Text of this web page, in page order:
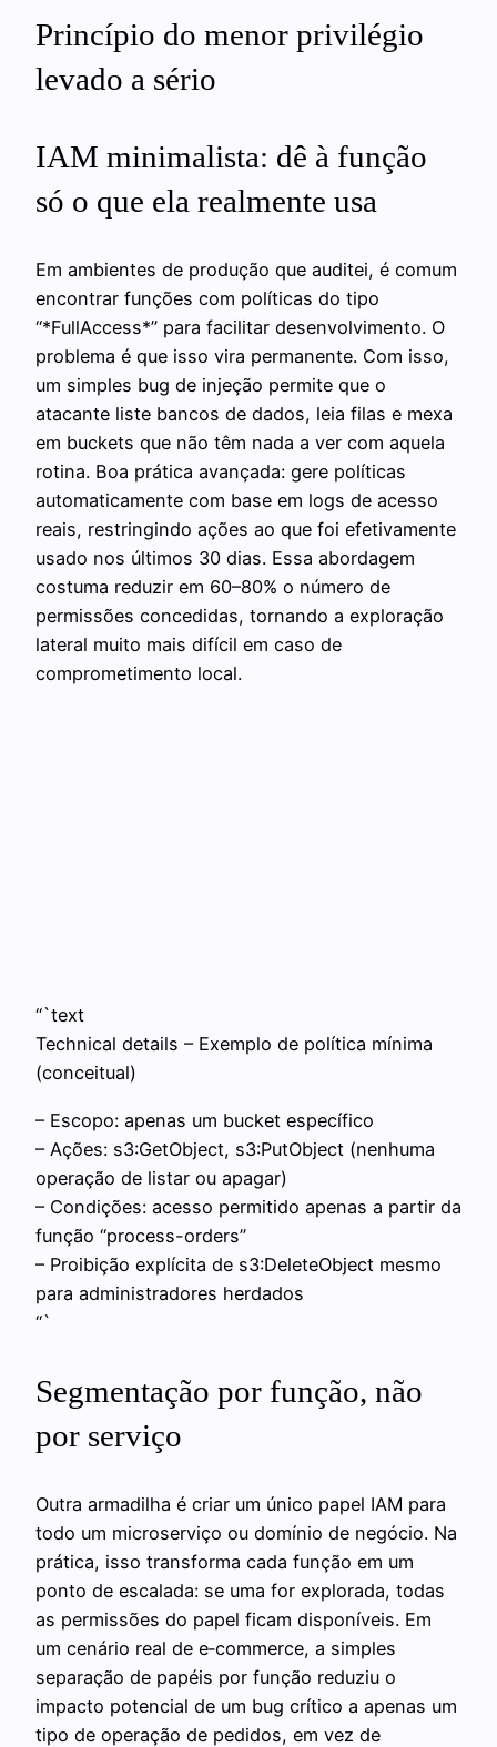
Princípio do menor privilégio
levado a sério
IAM minimalista: dê à função
só o que ela realmente usa
Em ambientes de produção que auditei, é comum
encontrar funções com políticas do tipo
“*FullAccess*” para facilitar desenvolvimento. O
problema é que isso vira permanente. Com isso,
um simples bug de injeção permite que o
atacante liste bancos de dados, leia filas e mexa
em buckets que não têm nada a ver com aquela
rotina. Boa prática avançada: gere políticas
automaticamente com base em logs de acesso
reais, restringindo ações ao que foi efetivamente
usado nos últimos 30 dias. Essa abordagem
costuma reduzir em 60–80% o número de
permissões concedidas, tornando a exploração
lateral muito mais difícil em caso de
comprometimento local.
“`text
Technical details – Exemplo de política mínima
(conceitual)
– Escopo: apenas um bucket específico
– Ações: s3:GetObject, s3:PutObject (nenhuma
operação de listar ou apagar)
– Condições: acesso permitido apenas a partir da
função “process-orders”
– Proibição explícita de s3:DeleteObject mesmo
para administradores herdados
“`
Segmentação por função, não
por serviço
Outra armadilha é criar um único papel IAM para
todo um microserviço ou domínio de negócio. Na
prática, isso transforma cada função em um
ponto de escalada: se uma for explorada, todas
as permissões do papel ficam disponíveis. Em
um cenário real de e‑commerce, a simples
separação de papéis por função reduziu o
impacto potencial de um bug crítico a apenas um
tipo de operação de pedidos, em vez de